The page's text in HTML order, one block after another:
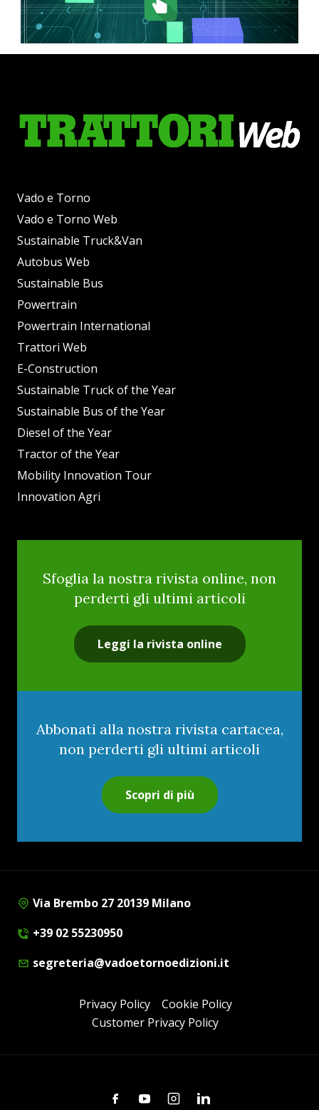
Vado e Torno
Vado e Torno Web
Sustainable Truck&Van
Autobus Web
Sustainable Bus
Powertrain
Powertrain International
Trattori Web
E-Construction
Sustainable Truck of the Year
Sustainable Bus of the Year
Diesel of the Year
Tractor of the Year
Mobility Innovation Tour
Innovation Agri
Sfoglia la nostra rivista online, non
perderti gli ultimi articoli
Leggi la rivista online
Abbonati alla nostra rivista cartacea,
non perderti gli ultimi articoli
Scopri di più
Via Brembo 27 20139 Milano
+39 02 55230950
segreteria@vadoetornoedizioni.it
Privacy Policy
Cookie Policy
Customer Privacy Policy
FacebookYoutubeInstagramLinkedin